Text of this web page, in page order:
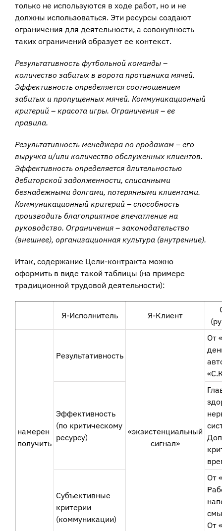
только не используются в ходе работ, но и не
должны использоваться. Эти ресурсы создают
ограничения для деятельности, а совокупность
таких ограничений образует ее контекст.
Результативность футбольной команды –
количество забитых в ворота противника мячей.
Эффективность определяется соотношением
забитых и пропущенных мячей. Коммуникационный
критерий – красота игры. Ограничения – ее
правила.
Результативность менеджера по продажам – его
выручка и/или количество обслуженных клиентов.
Эффективность определяется длительностью
дебиторской задолженности, списанными
безнадежными долгами, потерянными клиентами.
Коммуникационный критерий – способность
производить благоприятное впечатление на
руководство. Ограничения – законодательство
(внешнее), организационная культура (внутренние).
Итак, содержание Цели-контракта можно
оформить в виде такой таблицы (на примере
традиционной трудовой деятельности):
Я-Исполнитель Я-Клиент
намерен
получить
Результативность
«экзистенциальный
сигнал»
От
Эффективность
(по критическому
ресурсу)
Субъективные
критерии
(коммуникации)
От
От